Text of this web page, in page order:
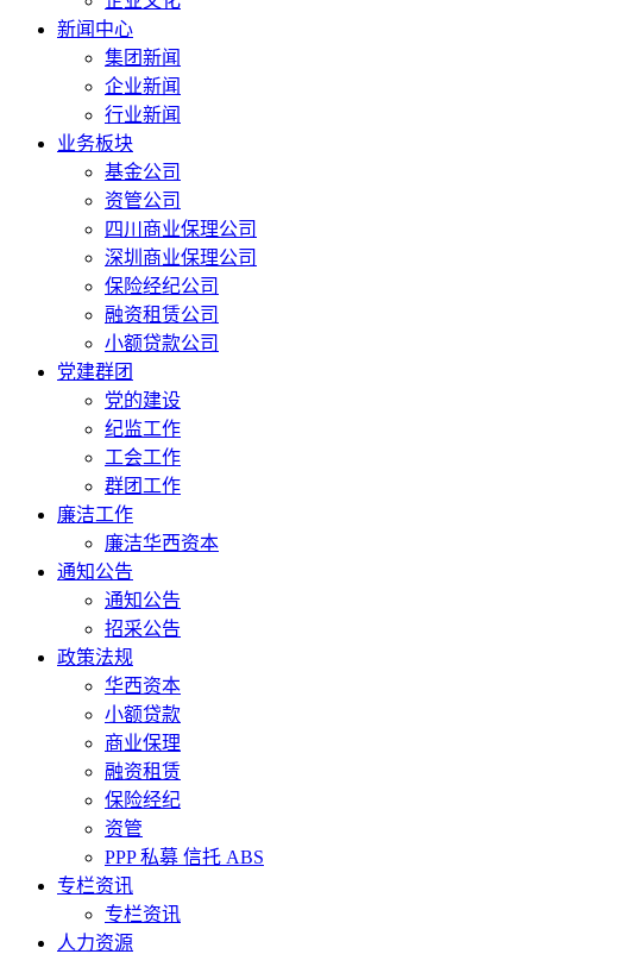
新闻中心
集团新闻
企业新闻
行业新闻
业务板块
基金公司
资管公司
四川商业保理公司
深圳商业保理公司
保险经纪公司
融资租赁公司
小额贷款公司
党建群团
党的建设
纪监工作
工会工作
群团工作
廉洁工作
廉洁华西资本
通知公告
通知公告
招采公告
政策法规
华西资本
小额贷款
商业保理
融资租赁
保险经纪
资管
PPP 私募 信托 ABS
专栏资讯
专栏资讯
人力资源